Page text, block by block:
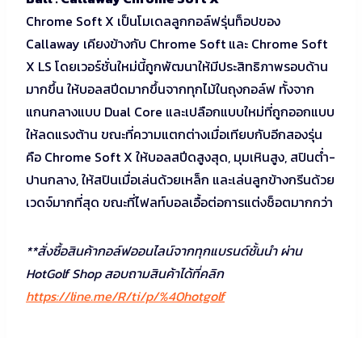
Chrome Soft X เป็นโมเดลลูกกอล์ฟรุ่นท็อปของ
Callaway เคียงข้างกับ Chrome Soft และ Chrome Soft
X LS โดยเวอร์ชั่นใหม่นี้ถูกพัฒนาให้มีประสิทธิภาพรอบด้าน
มากขึ้น ให้บอลสปีดมากขึ้นจากทุกไม้ในถุงกอล์ฟ ทั้งจาก
แกนกลางแบบ Dual Core และเปลือกแบบใหม่ที่ถูกออกแบบ
ให้ลดแรงต้าน ขณะที่ความแตกต่างเมื่อเทียบกับอีกสองรุ่น
คือ Chrome Soft X ให้บอลสปีดสูงสุด, มุมเหินสูง, สปินต่ำ-
ปานกลาง, ให้สปินเมื่อเล่นด้วยเหล็ก และเล่นลูกข้างกรีนด้วย
เวดจ์มากที่สุด ขณะที่ไฟลท์บอลเอื้อต่อการแต่งช็อตมากกว่า
**สั่งซื้อสินค้ากอล์ฟออนไลน์จากทุกแบรนด์ชั้นนำ ผ่าน
HotGolf Shop สอบถามสินค้าได้ที่คลิก
https://line.me/R/ti/p/%40hotgolf